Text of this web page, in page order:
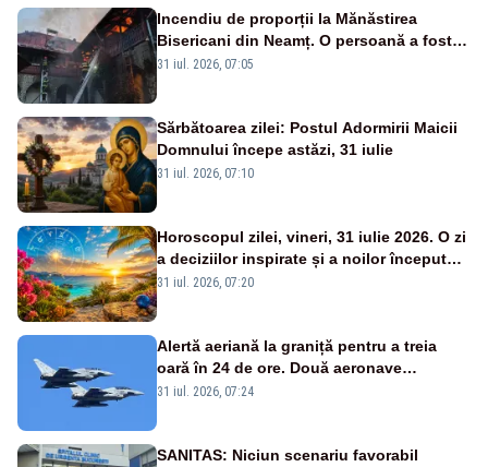
Incendiu de proporții la Mănăstirea
Bisericani din Neamț. O persoană a fost
găsită carbonizată - FOTO/ VIDEO
31 iul. 2026, 07:05
Sărbătoarea zilei: Postul Adormirii Maicii
Domnului începe astăzi, 31 iulie
31 iul. 2026, 07:10
Horoscopul zilei, vineri, 31 iulie 2026. O zi
a deciziilor inspirate și a noilor începuturi.
Vezi zodiile vizate
31 iul. 2026, 07:20
Alertă aeriană la graniță pentru a treia
oară în 24 de ore. Două aeronave
Eurofighter britanice au fost ridicate de la
31 iul. 2026, 07:24
SANITAS: Niciun scenariu favorabil